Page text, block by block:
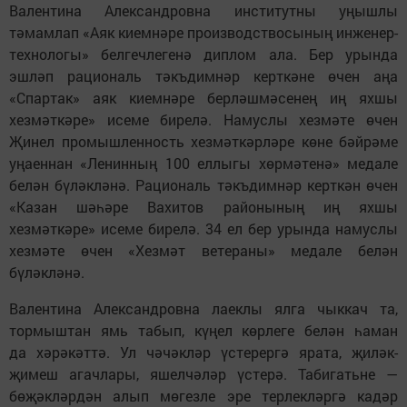
Валентина Александровна институтны уңышлы
тәмамлап «Аяк киемнәре производствосының инженер-
технологы» белгечлегенә диплом ала. Бер урында
эшләп рациональ тәкъдимнәр керткәне өчен аңа
«Спартак» аяк киемнәре берләшмәсенең иң яхшы
хезмәткәре» исеме бирелә. Намуслы хезмәте өчен
Җинел промышленность хезмәткәрләре көне бәйрәме
уңаеннан «Ленинның 100 еллыгы хөрмәтенә» медале
белән бүләкләнә. Рациональ тәкъдимнәр керткән өчен
«Казан шәһәре Вахитов районының иң яхшы
хезмәткәре» исеме бирелә. 34 ел бер урында намуслы
хезмәте өчен «Хезмәт ветераны» медале белән
бүләкләнә.
Валентина Александровна лаеклы ялга чыккач та,
тормыштан ямь табып, күңел көрлеге белән һаман
да хәрәкәттә. Ул чәчәкләр үстерергә ярата, җиләк-
җимеш агачлары, яшелчәләр үстерә. Табигатьне —
бөҗәкләрдән алып мөгезле эре терлекләргә кадәр